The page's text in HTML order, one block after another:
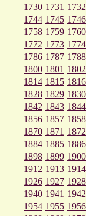
1730 1731 1732
1744 1745 1746
1758 1759 1760
1772 1773 1774
1786 1787 1788
1800 1801 1802
1814 1815 1816
1828 1829 1830
1842 1843 1844
1856 1857 1858
1870 1871 1872
1884 1885 1886
1898 1899 1900
1912 1913 1914
1926 1927 1928
1940 1941 1942
1954 1955 1956